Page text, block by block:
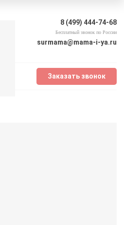
8 (499) 444-74-68
Бесплатный звонок по России
surmama@mama-i-ya.ru
Заказать звонок